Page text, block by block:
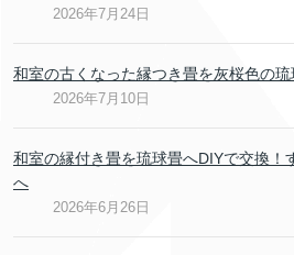
2026年7月24日
和室の古くなった縁つき畳を灰桜色の琉
2026年7月10日
和室の縁付き畳を琉球畳へDIYで交換！
へ
2026年6月26日